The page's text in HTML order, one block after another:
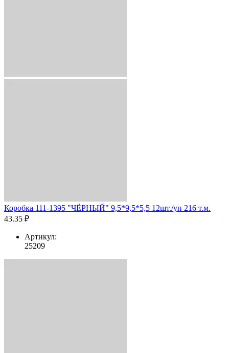
Коробка 111-1395 "ЧЁРНЫЙ" 9,5*9,5*5,5 12шт./уп 216 т.м.
43.35 ₽
Артикул:
25209